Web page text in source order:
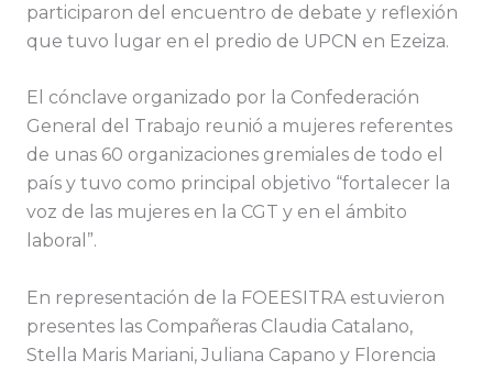
participaron del encuentro de debate y reflexión
que tuvo lugar en el predio de UPCN en Ezeiza.
El cónclave organizado por la Confederación
General del Trabajo reunió a mujeres referentes
de unas 60 organizaciones gremiales de todo el
país y tuvo como principal objetivo “fortalecer la
voz de las mujeres en la CGT y en el ámbito
laboral”.
En representación de la FOEESITRA estuvieron
presentes las Compañeras Claudia Catalano,
Stella Maris Mariani, Juliana Capano y Florencia